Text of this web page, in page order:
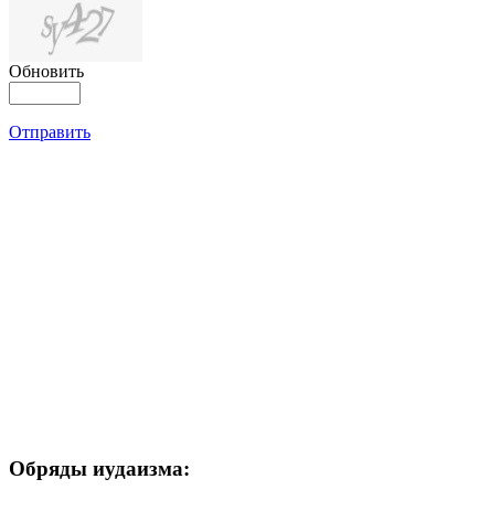
Обновить
Отправить
Обряды иудаизма: